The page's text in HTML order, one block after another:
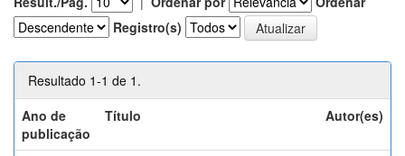
Registro(s)
Resultado 1-1 de 1.
Ano de
publicação
Título Autor(es)